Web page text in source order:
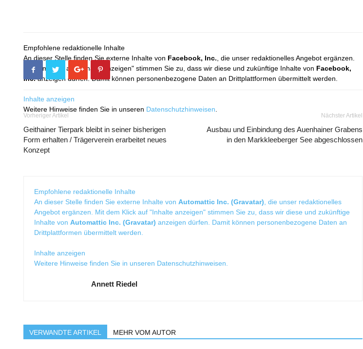
Empfohlene redaktionelle Inhalte
An dieser Stelle finden Sie externe Inhalte von Facebook, Inc. , die unser redaktionelles Angebot ergänzen.
Mit dem Klick auf "Inhalte anzeigen" stimmen Sie zu, dass wir diese und zukünftige Inhalte von Facebook,
Inc.anzeigen dürfen. Damit können personenbezogene Daten an Drittplattformen übermittelt werden.
Inhalte anzeigen
Weitere Hinweise finden Sie in unseren Datenschutzhinweisen
Vorheriger Artikel
Geithainer Tierpark bleibt in seiner bisherigen
Form erhalten / Trägerverein erarbeitet neues
Konzept
Nächster Artikel
Ausbau und Einbindung des Auenhainer Grabens
in den Markkleeberger See abgeschlossen
Empfohlene redaktionelle Inhalte
An dieser Stelle finden Sie externe Inhalte von Automattic Inc. (Gravatar) , die unser redaktionelles
Angebot ergänzen. Mit dem Klick auf "Inhalte anzeigen" stimmen Sie zu, dass wir diese und zukünftige
Inhalte von Automattic Inc. (Gravatar) anzeigen dürfen. Damit können personenbezogene Daten an
Drittplattformen übermittelt werden.
Inhalte anzeigen
Weitere Hinweise finden Sie in unseren Datenschutzhinweisen
Annett Riedel
VERWANDTE ARTIKEL MEHR VOM AUTOR